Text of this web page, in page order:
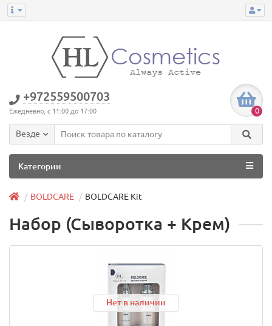
+972559500703
Ежедневно, с 11:00 до 17:00 0
Везде
Категории
BOLDCARE BOLDCARE Kit
Набор (Сыворотка + Крем)
Нет в наличии